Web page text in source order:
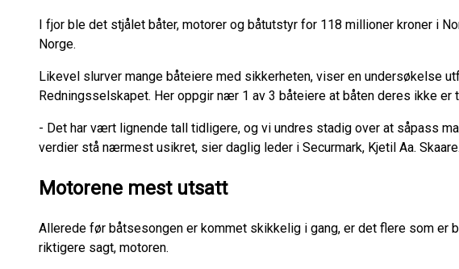
I fjor ble det stjålet båter, motorer og båtutstyr for 118 millioner kroner i
Norge.
Likevel slurver mange båteiere med sikkerheten, viser en undersøkelse
Redningsselskapet. Her oppgir nær 1 av 3 båteiere at båten deres ikke
- Det har vært lignende tall tidligere, og vi undres stadig over at såpass
verdier stå nærmest usikret, sier daglig leder i Securmark, Kjetil Aa. Skaare.
Motorene mest utsatt
Allerede før båtsesongen er kommet skikkelig i gang, er det flere som er
riktigere sagt, motoren.